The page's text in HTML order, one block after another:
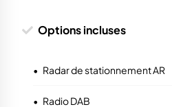
Options incluses
• Radar de stationnement AR
• Radio DAB